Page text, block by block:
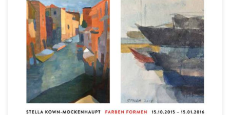
Farben Formen